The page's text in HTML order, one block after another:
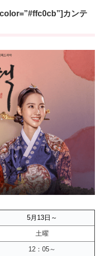
カンテ
5月13 日～
土曜
12：05～